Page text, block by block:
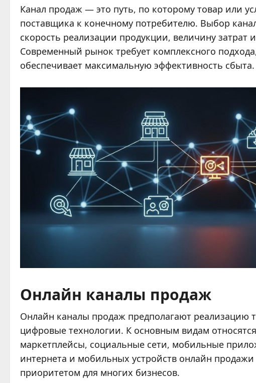
Канал продаж — это путь, по которому товар или
поставщика к конечному потребителю. Выбор
скорость реализации продукции, величину затрат
Современный рынок требует комплексного
обеспечивает максимальную эффективность сбыта.
Онлайн каналы продаж
Онлайн каналы продаж предполагают реализацию
цифровые технологии. К основным видам
маркетплейсы, социальные сети, мобильные
интернета и мобильных устройств онлайн
приоритетом для многих бизнесов.